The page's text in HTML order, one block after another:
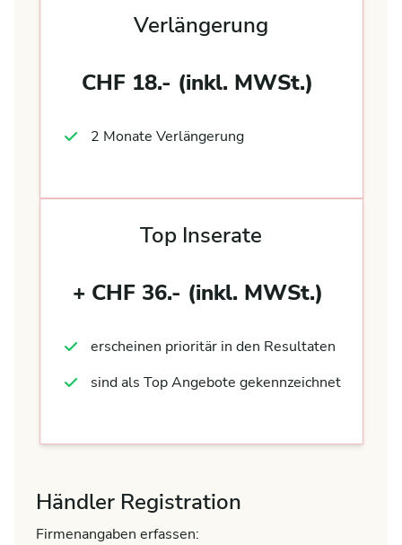
Verlängerung
CHF 18.- (inkl. MWSt.)
2 Monate Verlängerung
Top Inserate
+ CHF 36.- (inkl. MWSt.)
erscheinen prioritär in den Resultaten
sind als Top Angebote gekennzeichnet
Händler Registration
Firmenangaben erfassen: